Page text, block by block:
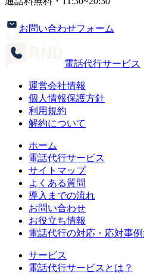
お問い合わせフォーム
電話代行サービス
運営会社情報
個人情報保護方針
利用規約
解約について
ホーム
電話代行サービス
サイトマップ
よくある質問
導入までの流れ
お問い合わせ
お役立ち情報
電話代行の対応・応対事
サービス
電話代行サービスとは？